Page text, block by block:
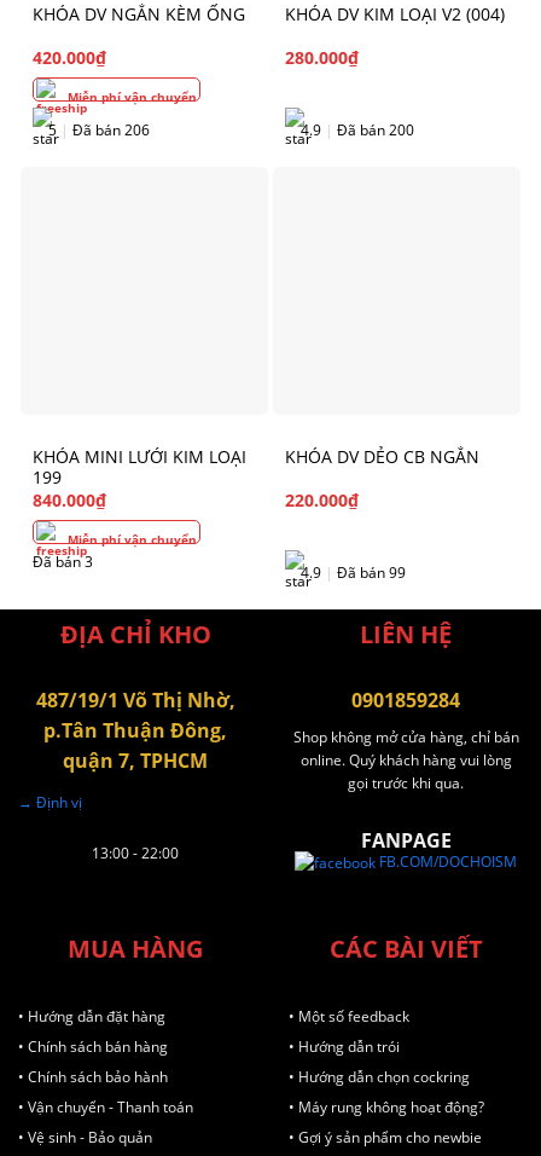
KHÓA DV NGẮN KÈM ỐNG
420.000₫
Miễn phí vận chuyển
5 | Đã bán 206
KHÓA DV KIM LOẠI V2 (004)
280.000₫
4.9 | Đã bán 200
KHÓA MINI LƯỚI KIM LOẠI
199
840.000₫
Miễn phí vận chuyển
Đã bán 3
KHÓA DV DẺO CB NGẮN
220.000₫
4.9 | Đã bán 99
ĐỊA CHỈ KHO
487/19/1 Võ Thị Nhờ,
p.Tân Thuận Đông,
quận 7, TPHCM
→ Định vị
13:00 - 22:00
LIÊN HỆ
0901859284
Shop không mở cửa hàng, chỉ bán
online. Quý khách hàng vui lòng
gọi trước khi qua.
FANPAGE
FB.COM/DOCHOISM
MUA HÀNG
• Hướng dẫn đặt hàng
• Chính sách bán hàng
• Chính sách bảo hành
• Vận chuyển - Thanh toán
• Vệ sinh - Bảo quản
CÁC BÀI VIẾT
• Một số feedback
• Hướng dẫn trói
• Hướng dẫn chọn cockring
• Máy rung không hoạt động?
• Gợi ý sản phẩm cho newbie